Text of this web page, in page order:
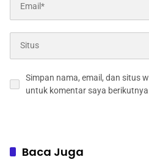
Simpan nama, email, dan situs
untuk komentar saya
Baca Juga